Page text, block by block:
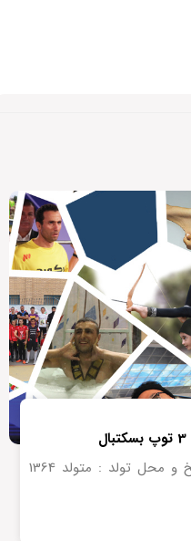
دارنده رکورد :علیرضا خسروی تاریخ و محل تولد : متولد 1364